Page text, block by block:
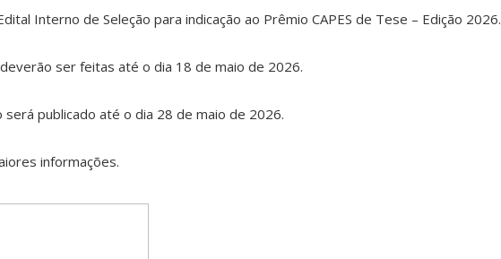
Interno de Seleção para indicação ao Prêmio CAPES de Tese – Edição 2026.
ser feitas até o dia 18 de maio de 2026.
será publicado até o dia 28 de maio de 2026.
informações.